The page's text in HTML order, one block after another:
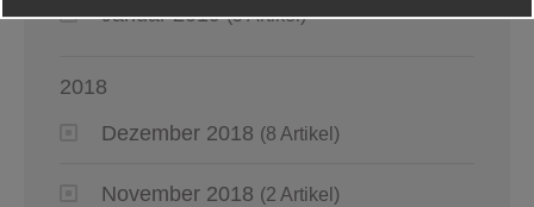
Januar 2019 (5 Artikel)
2018
Dezember 2018 (8 Artikel)
November 2018 (2 Artikel)